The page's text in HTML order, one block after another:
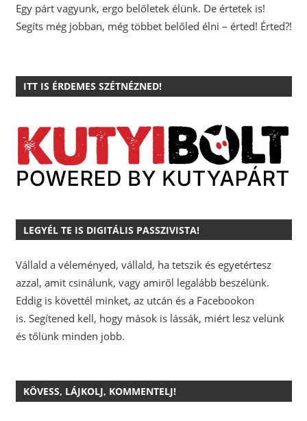
Egy párt vagyunk, ergo belőletek élünk. De értetek is!
Segíts még jobban, még többet belőled élni – érted! Érted?!
ITT IS ÉRDEMES SZÉTNÉZNED!
LEGYÉL TE IS DIGITÁLIS PASSZIVISTA!
Vállald a véleményed, vállald, ha tetszik és egyetértesz
azzal, amit csinálunk, vagy amiről legalább beszélünk.
Eddig is követtél minket, az utcán és a Facebookon
is. Segítened kell, hogy mások is lássák, miért lesz velünk
és tőlünk minden jobb.
KÖVESS, LÁJKOLJ, KOMMENTELJ!